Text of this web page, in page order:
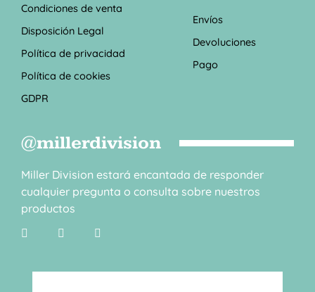
Condiciones de venta
Disposición Legal
Política de privacidad
Política de cookies
GDPR
Envíos
Devoluciones
Pago
@millerdivision
Miller Division estará encantada de responder
cualquier pregunta o consulta sobre nuestros
productos